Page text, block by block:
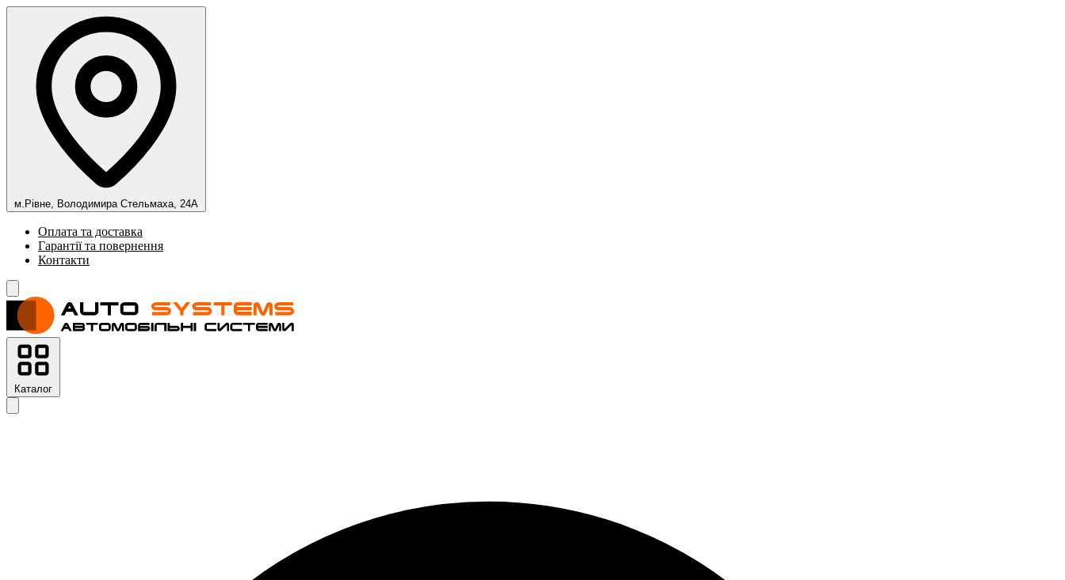
м.Рівне, Володимира Стельмаха, 24А
Оплата та доставка
Гарантії та повернення
Контакти
Каталог